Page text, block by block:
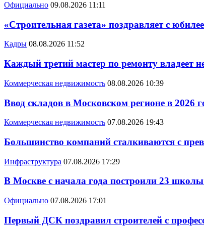
Официально 09.08.2026 11:11
«Строительная газета» поздравляет с
Кадры 08.08.2026 11:52
Каждый третий мастер по ремонту владеет
Коммерческая недвижимость 08.08.2026 10:39
Ввод складов в Московском регионе в 2026
Коммерческая недвижимость 07.08.2026 19:43
Большинство компаний сталкиваются с
Инфраструктура 07.08.2026 17:29
В Москве с начала года построили 23 школы
Официально 07.08.2026 17:01
Первый ДСК поздравил строителей с